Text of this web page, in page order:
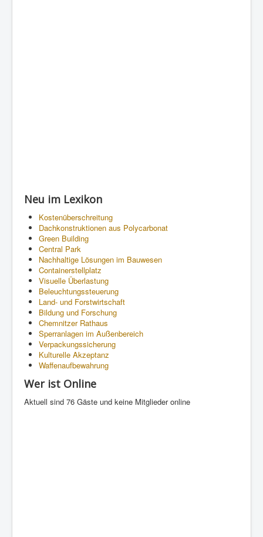
Neu im Lexikon
Kostenüberschreitung
Dachkonstruktionen aus Polycarbonat
Green Building
Central Park
Nachhaltige Lösungen im Bauwesen
Containerstellplatz
Visuelle Überlastung
Beleuchtungssteuerung
Land- und Forstwirtschaft
Bildung und Forschung
Chemnitzer Rathaus
Sperranlagen im Außenbereich
Verpackungssicherung
Kulturelle Akzeptanz
Waffenaufbewahrung
Wer ist Online
Aktuell sind 76 Gäste und keine Mitglieder online